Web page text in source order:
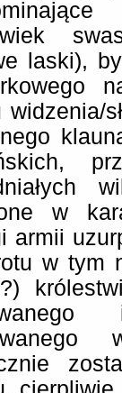
laski),
widzenia/
w
armii
w tym